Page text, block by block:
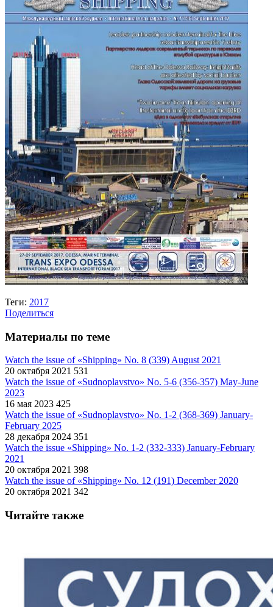
Теги: 2017
Поделиться
Материалы по теме
Watch the issue of «Shipping» No. 8 (339) August 2021
20 октября 2021 531
Watch the issue of «Sudnoplavstvo» No. 5-6 (356-357) May-June
2023
16 мая 2023 425
Watch the issue of «Sudnoplavstvo» No. 1-2 (368-369) January-
February 2025
28 декабря 2024 351
Watch the issue «Shipping» No. 1-2 (332-333) January-February
2021
20 октября 2021 398
Watch the issue of «Shipping» No. 12 (191) December 2020
20 октября 2021 342
Читайте также